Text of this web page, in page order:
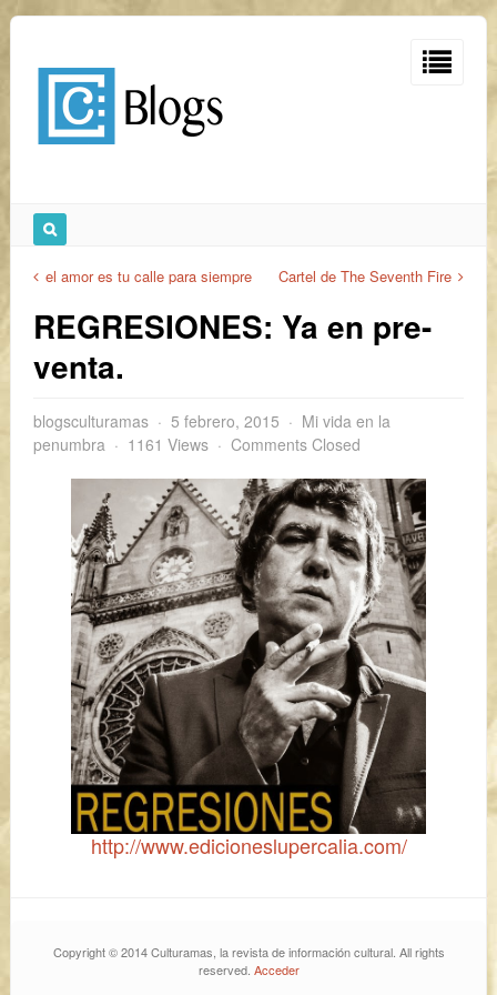
el amor es tu calle para siempre Cartel de The Seventh Fire
REGRESIONES: Ya en pre-
venta.
blogsculturamas 5 febrero, 2015
Mi vida en la
penumbra
1161 Views Comments Closed
http://www.edicioneslupercalia.com/
Copyright © 2014 Culturamas, la revista de información cultural. All rights
reserved. Acceder